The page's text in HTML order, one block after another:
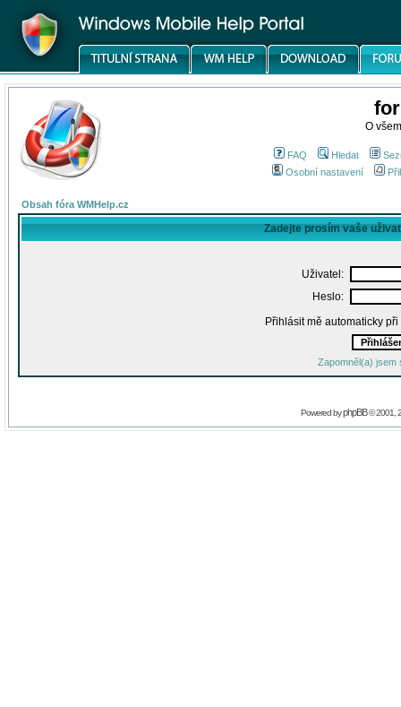
O
FAQ Hledat
Osobní nastavení
Obsah fóra WMHelp.cz
Zadejte prosím vaše
Uživatel:
Heslo:
Přihlásit mě automaticky
Zapomněl(a) jsem
Powered byphpBB© 2001,